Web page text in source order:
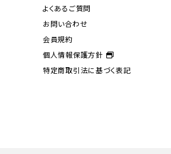
よくあるご質問
お問い合わせ
会員規約
個人情報保護方針
特定商取引法に基づく表記